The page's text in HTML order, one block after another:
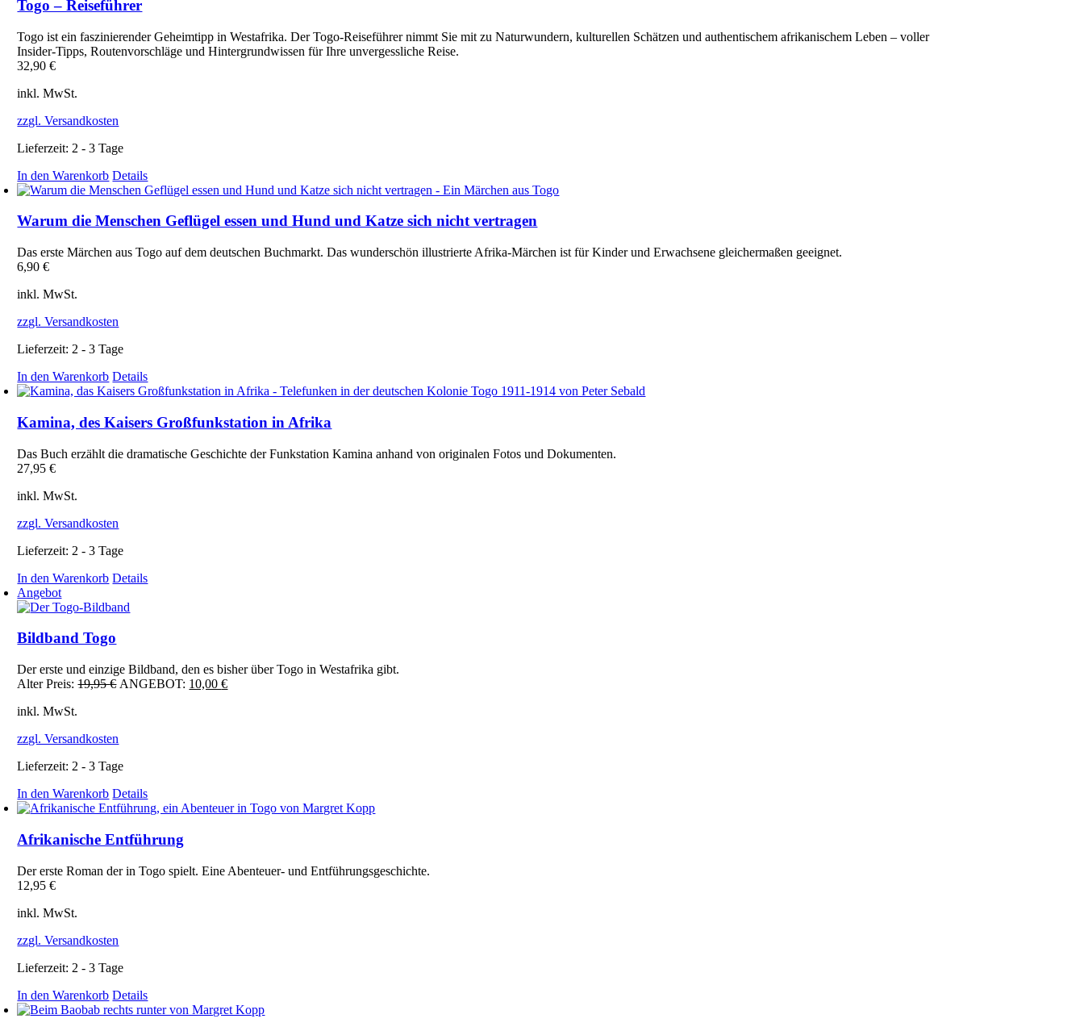
Togo – Reiseführer
Togo ist ein faszinierender Geheimtipp in Westafrika. Der Togo‑Reiseführer nimmt Sie mit zu Naturwundern, kulturellen Schätzen und authentischem afrikanischem Leben – voller
Insider‑Tipps, Routenvorschläge und Hintergrundwissen für Ihre unvergessliche Reise.
32,90€
inkl. MwSt.
zzgl. Versandkosten
Lieferzeit: 2 - 3 Tage
In den Warenkorb Details
Warum die Menschen Geflügel essen und Hund und Katze sich nicht vertragen
Das erste Märchen aus Togo auf dem deutschen Buchmarkt. Das wunderschön illustrierte Afrika-Märchen ist für Kinder und Erwachsene gleichermaßen geeignet.
6,90€
inkl. MwSt.
zzgl. Versandkosten
Lieferzeit: 2 - 3 Tage
In den Warenkorb Details
Kamina, des Kaisers Großfunkstation in Afrika
Das Buch erzählt die dramatische Geschichte der Funkstation Kamina anhand von originalen Fotos und Dokumenten.
27,95€
inkl. MwSt.
zzgl. Versandkosten
Lieferzeit: 2 - 3 Tage
In den Warenkorb Details
Angebot
Bildband Togo
Der erste und einzige Bildband, den es bisher über Togo in Westafrika gibt.
Alter Preis: 19,95€ Ursprünglicher
ANGEBOT: 10,00€Aktueller
inkl. MwSt.
zzgl. Versandkosten
Lieferzeit: 2 - 3 Tage
In den Warenkorb Details
Afrikanische Entführung
Der erste Roman der in Togo spielt. Eine Abenteuer- und Entführungsgeschichte.
12,95€
inkl. MwSt.
zzgl. Versandkosten
Lieferzeit: 2 - 3 Tage
In den Warenkorb Details